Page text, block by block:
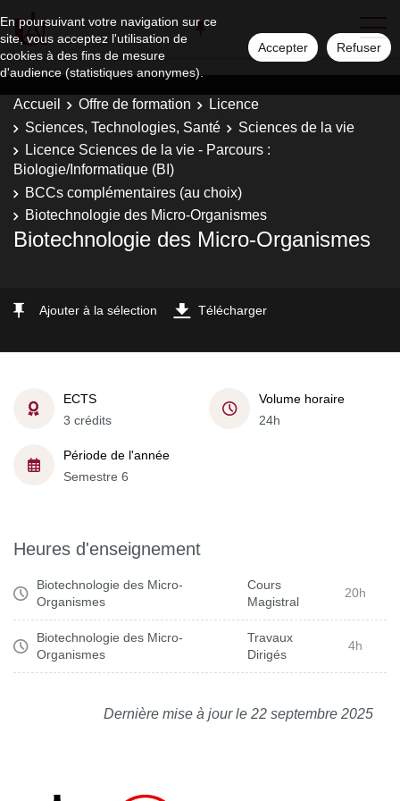
En poursuivant votre navigation sur ce
site, vous acceptez l'utilisation de
cookies à des fins de mesure
d'audience (statistiques anonymes).
Accepter Refuser
Accueil Offre de formation
Licence
Sciences, Technologies, Santé
Sciences de la vie
Licence Sciences de la vie - Parcours :
Biologie/Informatique (BI)
BCCs complémentaires (au choix)
Biotechnologie des Micro-Organismes
Biotechnologie des Micro-Organismes
Ajouter à la sélection Télécharger
ECTS
3 crédits
Volume horaire
24h
Période de l'année
Semestre 6
Heures d'enseignement
Biotechnologie des Micro-
Organismes
Cours
Magistral
20h
Biotechnologie des Micro-
Organismes
Travaux
Dirigés
4h
Dernière mise à jour le 22 septembre 2025